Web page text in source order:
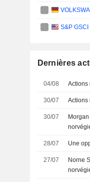
S&P
Dernières
04/08 Actions
30/07 Actions
30/07
28/07 Une
27/07
Norne